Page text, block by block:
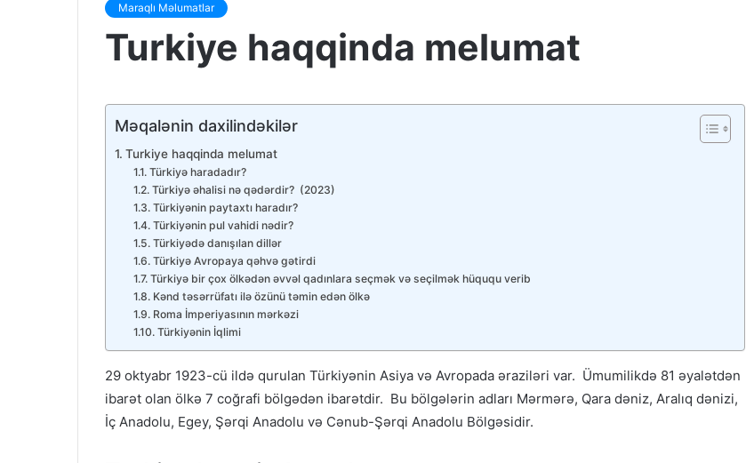
Maraqlı Məlumatlar
Turkiye haqqinda melumat
Məqalənin daxilindəkilər
Turkiye haqqinda melumat
Türkiyə haradadır?
Türkiyə əhalisi nə qədərdir? (2023)
Türkiyənin paytaxtı haradır?
Türkiyənin pul vahidi nədir?
Türkiyədə danışılan dillər
Türkiyə Avropaya qəhvə gətirdi
Türkiyə bir çox ölkədən əvvəl qadınlara seçmək və seçilmək hüququ verib
Kənd təsərrüfatı ilə özünü təmin edən ölkə
Roma İmperiyasının mərkəzi
Türkiyənin İqlimi
29 oktyabr 1923-cü ildə qurulan Türkiyənin Asiya və Avropada əraziləri var. Ümumilikdə 81 əyalətdən
ibarət olan ölkə 7 coğrafi bölgədən ibarətdir. Bu bölgələrin adları Mərmərə, Qara dəniz, Aralıq dənizi,
İç Anadolu, Egey, Şərqi Anadolu və Cənub-Şərqi Anadolu Bölgəsidir.